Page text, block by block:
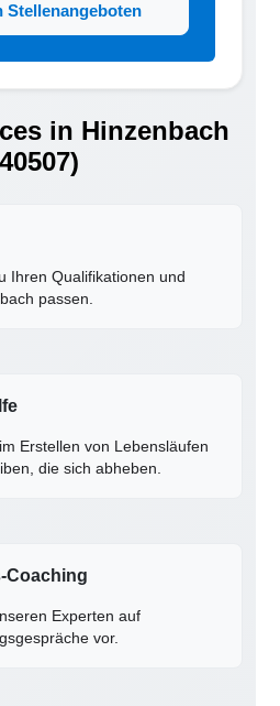
Stellenangeboten
in Hinzenbach
Ihren Qualifikationen und
passen.
Erstellen von Lebensläufen
die sich abheben.
Coaching
Experten auf
vor.